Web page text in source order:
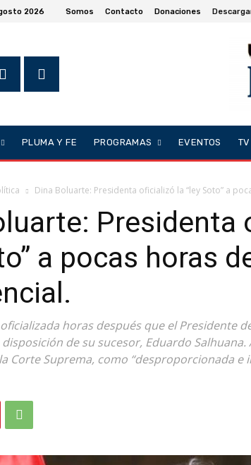
2026 Somos Contacto Donaciones
PLUMA Y FE PROGRAMAS EVENTOS
Dina Boluarte: Presidenta oficializó la “ley Soto” a
Presidenta
a pocas horas
horas después que el Presidente
de su sucesor, Eduardo
Corte Suprema, como “desproporcionada e